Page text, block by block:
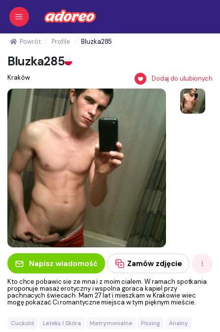
Powrót Profile Bluzka285
Bluzka285
Kraków Dodaj do ulubionych
Napisz wiadomość Zamów zdjęcie
Kto chce pobawic sie ze mna i z moim cialem. W ramach spotkania
proponuje masaż erotyczny i wspolna goraca kapiel przy
pachnacych świecach. Mam 27 lat i mieszkam w Krakowie wiec
mogę pokazać Ci romantyczne miejsca w tym pięknym mieście.
Cuckold Lateks I Skóra Matrymonialne Pissing Analny